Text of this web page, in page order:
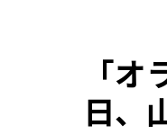
「
日、